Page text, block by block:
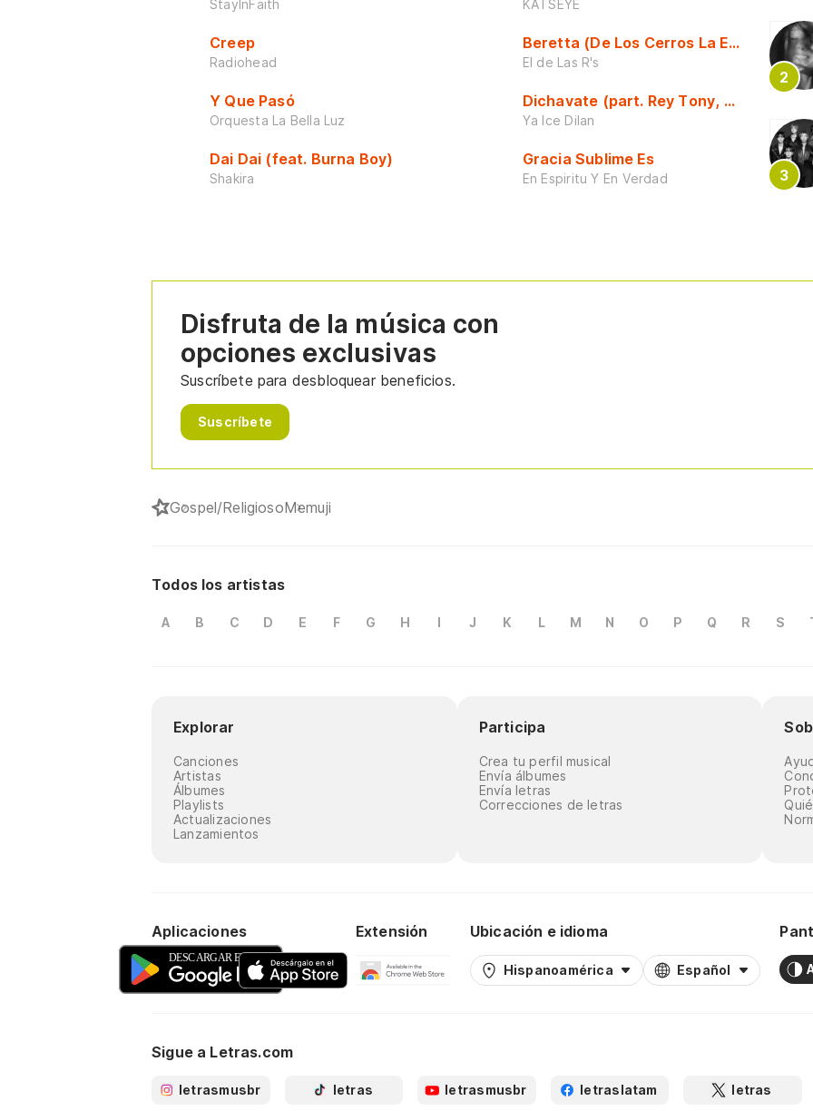
StayInFaith
Creep
Radiohead
Y Que Pasó
Orquesta La Bella Luz
Dai Dai (feat. Burna Boy)
Shakira
KATSEYE
Beretta (De Los Cerros La Escuela)
El de Las R's
Dichavate (part. Rey Tony, Dj Honda y
Ya Ice Dilan
Gracia Sublime Es
En Espiritu Y En Verdad
Disfruta de la música con
opciones exclusivas
Suscríbete para desbloquear beneficios.
Suscríbete
Gospel/ReligiosoMemuji
Todos los artistas
A B C D E F G H I J K L M N O P Q R S
Explorar
Canciones
Artistas
Álbumes
Playlists
Actualizaciones
Lanzamientos
Participa
Crea tu perfil musical
Envía álbumes
Envía letras
Correcciones de letras
Aplicaciones Extensión Ubicación e idioma
Hispanoamérica Español
Sigue a Letras.com
letrasmusbr letras letrasmusbr letraslatam letras